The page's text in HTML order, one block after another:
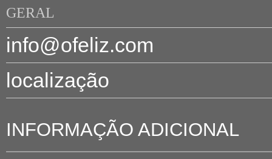
GERAL
info@ofeliz.com
localização
INFORMAÇÃO ADICIONAL